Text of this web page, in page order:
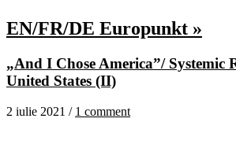
EN/FR/DE Europunkt »
„And I Chose America”/ Systemic
United States (II)
2 iulie 2021 / 1 comment